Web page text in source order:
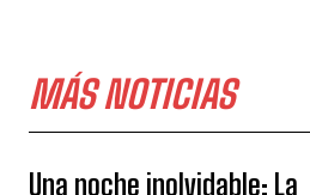
MÁS NOTICIAS
Una noche inolvidable: La